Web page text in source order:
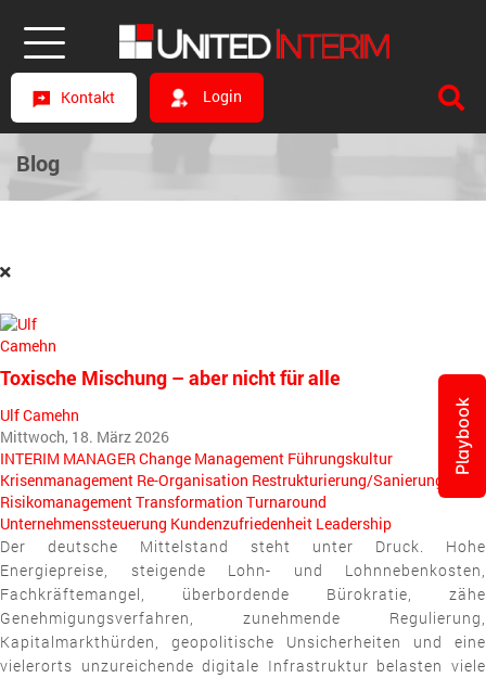
Kontakt Login
Blog
Toxische Mischung – aber nicht für alle
Ulf Camehn
Mittwoch, 18. März 2026
INTERIM MANAGERChange Management Führungskultur
Krisenmanagement Re-Organisation Restrukturierung/Sanierung
RisikomanagementTransformation Turnaround
Unternehmenssteuerung Kundenzufriedenheit Leadership
Der deutsche Mittelstand steht unter Druck. Hohe
Energiepreise, steigende Lohn- und Lohnnebenkosten,
Fachkräftemangel, überbordende Bürokratie, zähe
Genehmigungsverfahren, zunehmende Regulierung,
Kapitalmarkthürden, geopolitische Unsicherheiten und eine
vielerorts unzureichende digitale Infrastruktur belasten viele
Playbook